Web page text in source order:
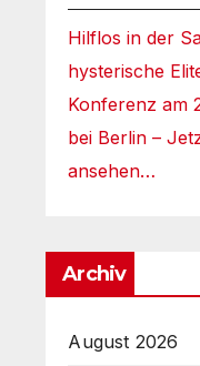
Hilflos in der
hysterische
Konferenz am
bei Berlin –
ansehen…
Archiv
August 2026